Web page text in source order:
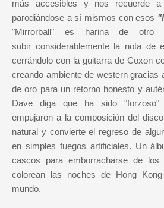
más accesibles y nos recuerde
parodiándose a sí mismos con esos
"Mirrorball" es harina de
subir considerablemente la nota de
cerrándolo con la guitarra de Coxon
creando ambiente de western gracias
de oro para un retorno honesto y
Dave diga que ha sido
empujaron a la composición del
natural y convierte el regreso de
en simples fuegos artificiales. Un
cascos para emborracharse de
colorean las noches de Hong
mundo.